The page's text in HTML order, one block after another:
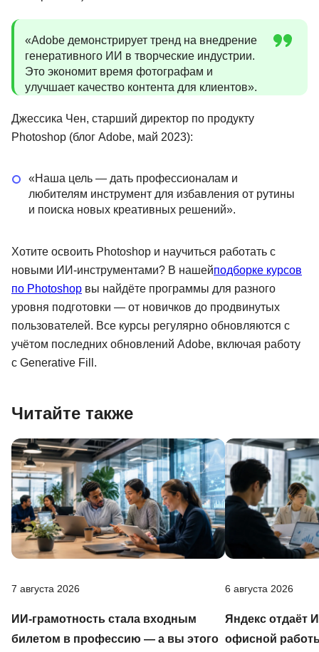
«Adobe демонстрирует тренд на внедрение
генеративного ИИ в творческие индустрии.
Это экономит время фотографам и
улучшает качество контента для клиентов».
Джессика Чен, старший директор по продукту
Photoshop (блог Adobe, май 2023):
«Наша цель — дать профессионалам и
любителям инструмент для избавления от рутины
и поиска новых креативных решений».
Хотите освоить Photoshop и научиться работать с
новыми ИИ-инструментами? В нашейподборке курсов
по Photoshop вы найдёте программы для разного
уровня подготовки — от новичков до продвинутых
пользователей. Все курсы регулярно обновляются с
учётом последних обновлений Adobe, включая работу
с Generative Fill.
Читайте также
7 августа 2026
ИИ-грамотность стала входным
билетом в профессию — а вы этого
6 августа 2026
Яндекс отдаёт
офисной